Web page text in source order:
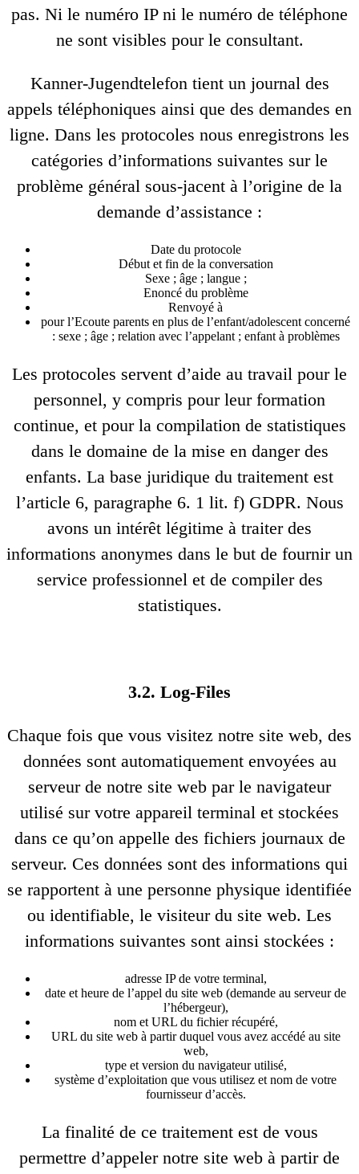
pas. Ni le numéro IP ni le numéro de téléphone
ne sont visibles pour le consultant.
Kanner-Jugendtelefon tient un journal des
appels téléphoniques ainsi que des demandes en
ligne. Dans les protocoles nous enregistrons les
catégories d’informations suivantes sur le
problème général sous-jacent à l’origine de la
demande d’assistance :
Date du protocole
Début et fin de la conversation
Sexe ; âge ; langue ;
Enoncé du problème
Renvoyé à
pour l’Ecoute parents en plus de l’enfant/adolescent concerné
: sexe ; âge ; relation avec l’appelant ; enfant à problèmes
Les protocoles servent d’aide au travail pour le
personnel, y compris pour leur formation
continue, et pour la compilation de statistiques
dans le domaine de la mise en danger des
enfants. La base juridique du traitement est
l’article 6, paragraphe 6. 1 lit. f) GDPR. Nous
avons un intérêt légitime à traiter des
informations anonymes dans le but de fournir un
service professionnel et de compiler des
statistiques.
3.2. Log-Files
Chaque fois que vous visitez notre site web, des
données sont automatiquement envoyées au
serveur de notre site web par le navigateur
utilisé sur votre appareil terminal et stockées
dans ce qu’on appelle des fichiers journaux de
serveur. Ces données sont des informations qui
se rapportent à une personne physique identifiée
ou identifiable, le visiteur du site web. Les
informations suivantes sont ainsi stockées :
adresse IP de votre terminal,
date et heure de l’appel du site web (demande au serveur de
l’hébergeur),
nom et URL du fichier récupéré,
URL du site web à partir duquel vous avez accédé au site
web,
type et version du navigateur utilisé,
système d’exploitation que vous utilisez et nom de votre
fournisseur d’accès.
La finalité de ce traitement est de vous
permettre d’appeler notre site web à partir de